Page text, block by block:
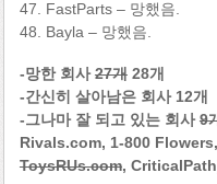
47. FastParts – 망했음.
48. Bayla – 망했음.
-망한 회사27개28개
-간신히 살아남은 회사 12개
-그나마 잘 되고 있는 회사9
Rivals.com, 1-800
ToysRUs.com,